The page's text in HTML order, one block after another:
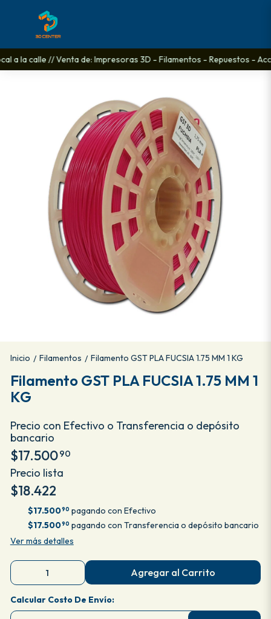
la calle // Venta de: Impresoras 3D - Filamentos - Repuestos -
Inicio / Filamentos / Filamento GST PLA FUCSIA 1.75 MM 1 KG
Filamento GST PLA FUCSIA 1.75 MM 1
KG
Precio con Efectivo o Transferencia o depósito
bancario
$17.50090
Precio lista
$18.422
$17.50090 pagando con Efectivo
$17.50090 pagando con Transferencia o depósito bancario
Ver más detalles
Agregar al Carrito
Calcular Costo De Envío: